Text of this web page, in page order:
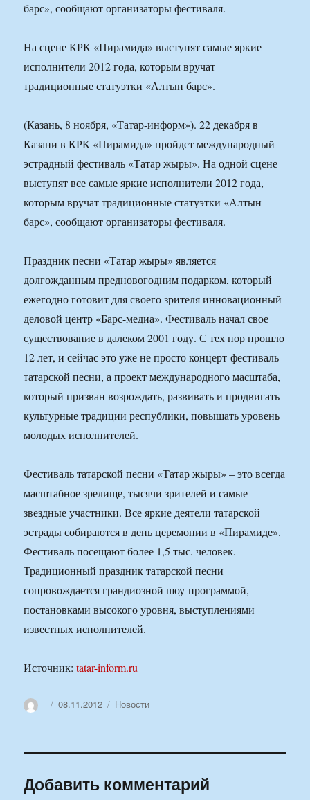
барс», сообщают организаторы фестиваля.
На сцене КРК «Пирамида» выступят самые яркие
исполнители 2012 года, которым вручат
традиционные статуэтки «Алтын барс».
(Казань, 8 ноября, «Татар-информ»). 22 декабря в
Казани в КРК «Пирамида» пройдет международный
эстрадный фестиваль «Татар жыры». На одной сцене
выступят все самые яркие исполнители 2012 года,
которым вручат традиционные статуэтки «Алтын
барс», сообщают организаторы фестиваля.
Праздник песни «Татар жыры» является
долгожданным предновогодним подарком, который
ежегодно готовит для своего зрителя инновационный
деловой центр «Барс-медиа». Фестиваль начал свое
существование в далеком 2001 году. С тех пор прошло
12 лет, и сейчас это уже не просто концерт-фестиваль
татарской песни, а проект международного масштаба,
который призван возрождать, развивать и продвигать
культурные традиции республики, повышать уровень
молодых исполнителей.
Фестиваль татарской песни «Татар жыры» – это всегда
масштабное зрелище, тысячи зрителей и самые
звездные участники. Все яркие деятели татарской
эстрады собираются в день церемонии в «Пирамиде».
Фестиваль посещают более 1,5 тыс. человек.
Традиционный праздник татарской песни
сопровождается грандиозной шоу-программой,
постановками высокого уровня, выступлениями
известных исполнителей.
Источник:tatar-inform.ru
АвторОпубликовано
08.11.2012 Рубрики
Новости
Добавить комментарий